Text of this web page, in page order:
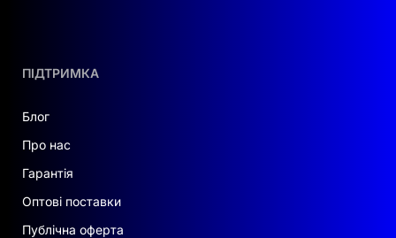
ПІДТРИМКА
Блог
Про нас
Гарантія
Оптові поставки
Публічна оферта